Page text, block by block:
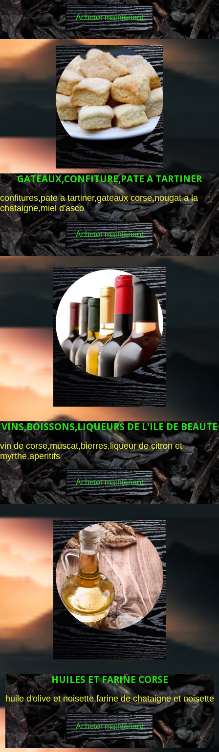
Acheter maintenant
GATEAUX,CONFITURE,PATE A TARTINER
confitures,pate a tartiner,gateaux corse,nougat a la
chataigne,miel d'asco
Acheter maintenant
VINS,BOISSONS,LIQUEURS DE L'ILE DE BEAUTE
vin de corse,muscat,bierres,liqueur de citron et
myrthe,aperitifs
Acheter maintenant
HUILES ET FARINE CORSE
huile d'olive et noisette,farine de chataigne et noisette
Acheter maintenant